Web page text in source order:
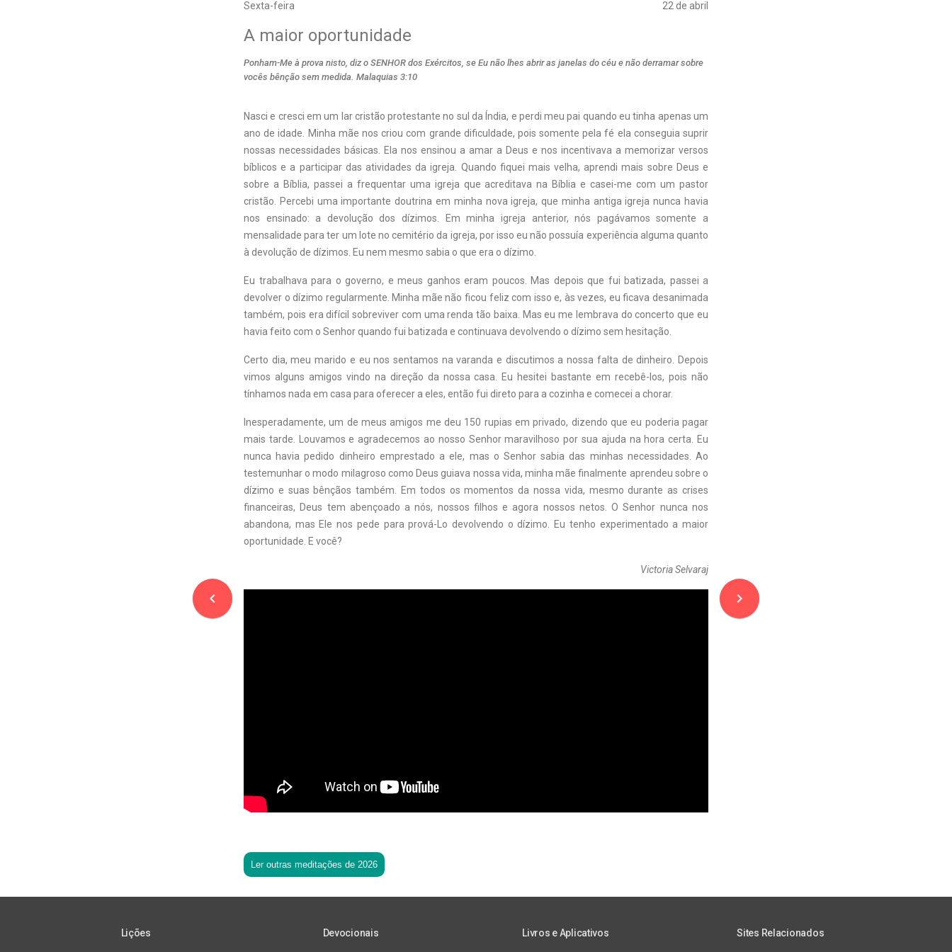
Sexta-feira 22 de abril
navigate_before
A maior oportunidade
Ponham-Me à prova nisto, diz o SENHOR dos Exércitos, se Eu não lhes abrir as janelas do céu e não derramar sobre
vocês bênção sem medida. Malaquias 3:10
Nasci e cresci em um lar cristão protestante no sul da Índia, e perdi meu pai quando eu tinha apenas um
ano de idade. Minha mãe nos criou com grande dificuldade, pois somente pela fé ela conseguia suprir
nossas necessidades básicas. Ela nos ensinou a amar a Deus e nos incentivava a memorizar versos
bíblicos e a participar das atividades da igreja. Quando fiquei mais velha, aprendi mais sobre Deus e
sobre a Bíblia, passei a frequentar uma igreja que acreditava na Bíblia e casei-me com um pastor
cristão. Percebi uma importante doutrina em minha nova igreja, que minha antiga igreja nunca havia
nos ensinado: a devolução dos dízimos. Em minha igreja anterior, nós pagávamos somente a
mensalidade para ter um lote no cemitério da igreja, por isso eu não possuía experiência alguma quanto
à devolução de dízimos. Eu nem mesmo sabia o que era o dízimo.
Eu trabalhava para o governo, e meus ganhos eram poucos. Mas depois que fui batizada, passei a
devolver o dízimo regularmente. Minha mãe não ficou feliz com isso e, às vezes, eu ficava desanimada
também, pois era difícil sobreviver com uma renda tão baixa. Mas eu me lembrava do concerto que eu
havia feito com o Senhor quando fui batizada e continuava devolvendo o dízimo sem hesitação.
Certo dia, meu marido e eu nos sentamos na varanda e discutimos a nossa falta de dinheiro. Depois
vimos alguns amigos vindo na direção da nossa casa. Eu hesitei bastante em recebê-los, pois não
tínhamos nada em casa para oferecer a eles, então fui direto para a cozinha e comecei a chorar.
Inesperadamente, um de meus amigos me deu 150 rupias em privado, dizendo que eu poderia pagar
mais tarde. Louvamos e agradecemos ao nosso Senhor maravilhoso por sua ajuda na hora certa. Eu
nunca havia pedido dinheiro emprestado a ele, mas o Senhor sabia das minhas necessidades. Ao
testemunhar o modo milagroso como Deus guiava nossa vida, minha mãe finalmente aprendeu sobre o
dízimo e suas bênçãos também. Em todos os momentos da nossa vida, mesmo durante as crises
financeiras, Deus tem abençoado a nós, nossos filhos e agora nossos netos. O Senhor nunca nos
abandona, mas Ele nos pede para prová-Lo devolvendo o dízimo. Eu tenho experimentado a maior
oportunidade. E você?
Victoria Selvaraj
Ler outras meditações de 2026
navigate_next
Lições Devocionais Livros e Aplicativos Sites Relacionados